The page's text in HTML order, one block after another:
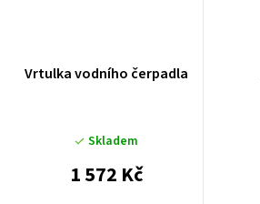
Vrtulka vodního čerpadla
Skladem
1 572 Kč